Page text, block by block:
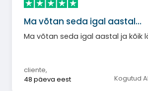
Ma võtan seda igal aastal…
Ma võtan seda igal aastal ja kõik
cliente,
48 päeva eest
Kogutud